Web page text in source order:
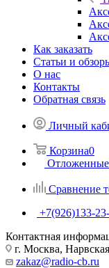
Как заказать
Статьи и
О нас
Контакты
Обратная связь
Личный
Корзина0
Отложенные
Сравнение
+7(926)133-
Контактная
г. Москва,
zakaz@radio-cb.ru